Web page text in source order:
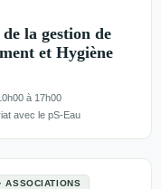
la gestion de
et Hygiène
à 17h00
avec le pS-Eau
ASSOCIATIONS